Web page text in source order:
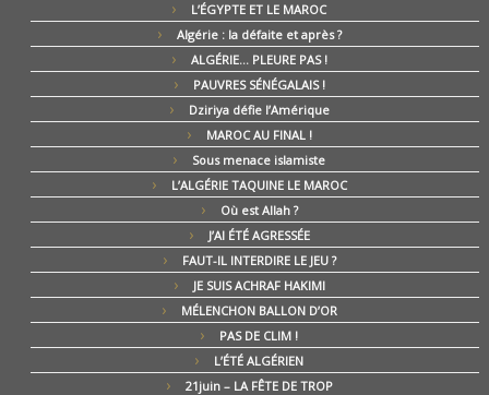
L’ÉGYPTE ET LE MAROC
Algérie : la défaite et après ?
ALGÉRIE… PLEURE PAS !
PAUVRES SÉNÉGALAIS !
Dziriya défie l’Amérique
MAROC AU FINAL !
Sous menace islamiste
L’ALGÉRIE TAQUINE LE MAROC
Où est Allah ?
J’AI ÉTÉ AGRESSÉE
FAUT-IL INTERDIRE LE JEU ?
JE SUIS ACHRAF HAKIMI
MÉLENCHON BALLON D’OR
PAS DE CLIM !
L’ÉTÉ ALGÉRIEN
21juin – LA FÊTE DE TROP